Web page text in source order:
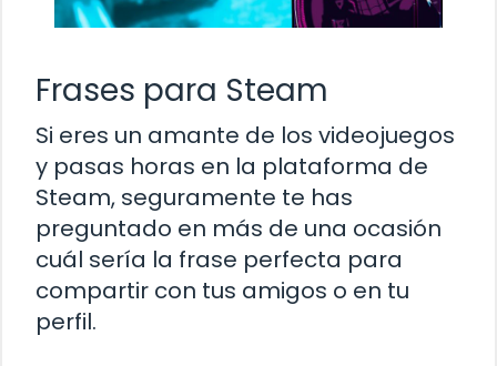
Frases para Steam
Si eres un amante de los videojuegos
y pasas horas en la plataforma de
Steam, seguramente te has
preguntado en más de una ocasión
cuál sería la frase perfecta para
compartir con tus amigos o en tu
perfil.